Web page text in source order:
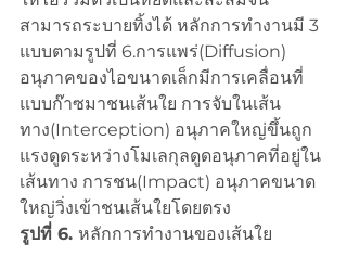
สามารถระบายทิ้งได้ หลักการทำงานมี 3
แบบตามรูปที่ 6.การแพร่(Diffusion)
อนุภาคของไอขนาดเล็กมีการเคลื่อนที่
แบบก๊าซมาชนเส้นใย การจับในเส้น
ทาง(Interception) อนุภาคใหญ่ขึ้นถูก
แรงดูดระหว่างโมเลกุลดูดอนุภาคที่อยู่ใน
เส้นทาง การชน(Impact) อนุภาคขนาด
ใหญ่วิ่งเข้าชนเส้นใยโดยตรง
รูปที่ 6. หลักการทำงานของเส้นใย